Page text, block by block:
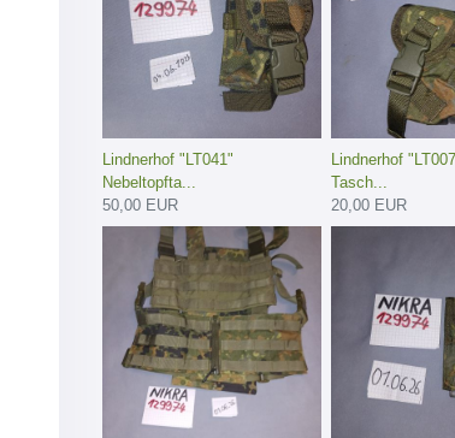
Lindnerhof "LT041"
Nebeltopfta...
50,00 EUR
Lindnerhof
Tasch...
20,00 EUR